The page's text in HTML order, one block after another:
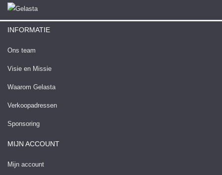
INFORMATIE
Ons team
Visie en Missie
Waarom Gelasta
Verkoopadressen
Sponsoring
MIJN ACCOUNT
Mijn account